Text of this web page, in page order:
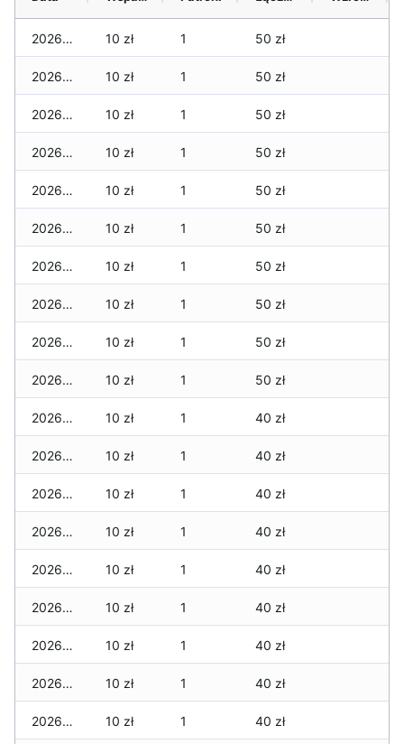
2026-08-08 10 zł 1 50 zł
2026-08-07 10 zł 1 50 zł
2026-08-06 10 zł 1 50 zł
2026-08-05 10 zł 1 50 zł
2026-08-04 10 zł 1 50 zł
2026-08-03 10 zł 1 50 zł
2026-08-02 10 zł 1 50 zł
2026-08-01 10 zł 1 50 zł
2026-07-31 10 zł 1 50 zł
2026-07-29 10 zł 1 50 zł
2026-07-28 10 zł 1 40 zł
2026-07-27 10 zł 1 40 zł
2026-07-26 10 zł 1 40 zł
2026-07-24 10 zł 1 40 zł
2026-07-23 10 zł 1 40 zł
2026-07-22 10 zł 1 40 zł
2026-07-21 10 zł 1 40 zł
2026-07-20 10 zł 1 40 zł
2026-07-18 10 zł 1 40 zł